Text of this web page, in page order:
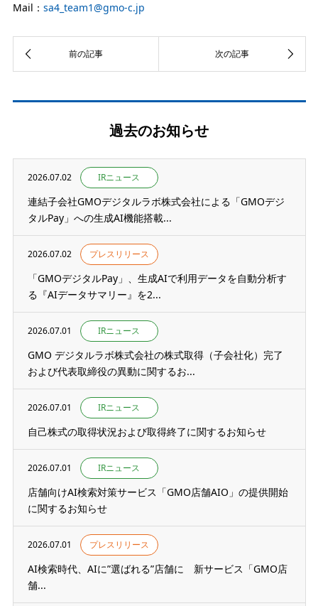
Mail： sa4_team1@gmo-c.jp
過去のお知らせ
2026.07.02 IRニュース
連結子会社GMOデジタルラボ株式会社による「GMOデジ
タルPay」への生成AI機能搭載...
2026.07.02 プレスリリース
「GMOデジタルPay」、生成AIで利用データを自動分析す
る『AIデータサマリー』を2...
2026.07.01 IRニュース
GMO デジタルラボ株式会社の株式取得（子会社化）完了
および代表取締役の異動に関するお...
2026.07.01 IRニュース
自己株式の取得状況および取得終了に関するお知らせ
2026.07.01 IRニュース
店舗向けAI検索対策サービス「GMO店舗AIO」の提供開始
に関するお知らせ
2026.07.01 プレスリリース
AI検索時代、AIに”選ばれる”店舗に 新サービス「GMO店
舗...